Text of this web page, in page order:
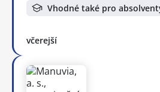
Vhodné také pro
včerejší